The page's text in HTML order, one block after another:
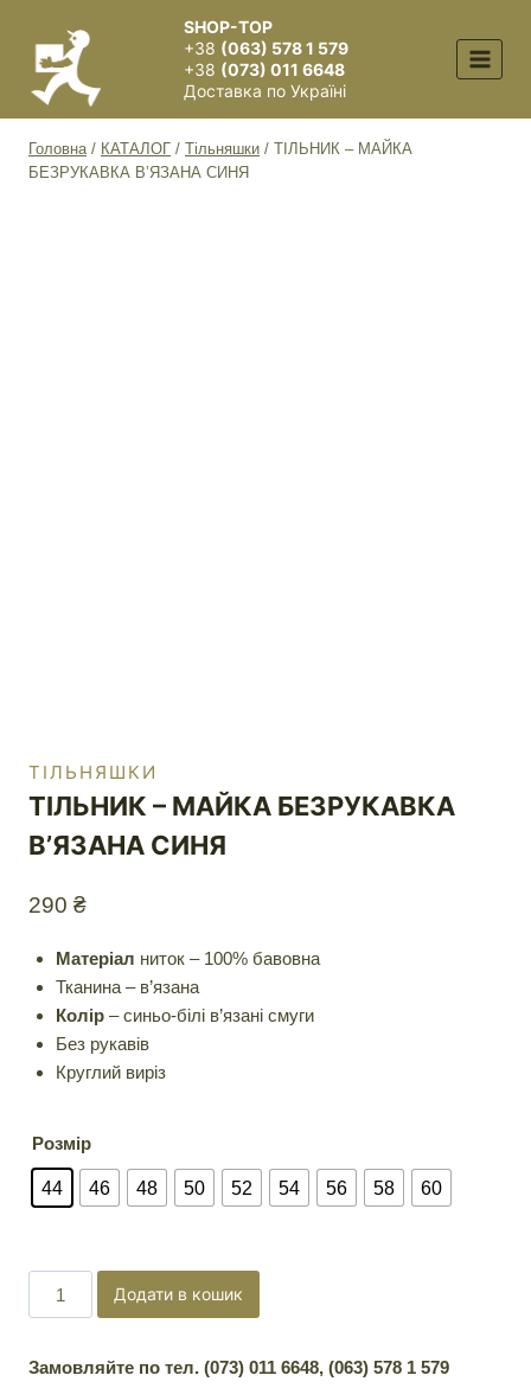
вмісту
SHOP-TOP
+38 (063) 578 1 579
+38 (073) 011 6648
Доставка по Україні
Головна / КАТАЛОГ / Тільняшки / ТІЛЬНИК – МАЙКА
БЕЗРУКАВКА В’ЯЗАНА СИНЯ
ТІЛЬНЯШКИ
ТІЛЬНИК – МАЙКА БЕЗРУКАВКА
В’ЯЗАНА СИНЯ
290 ₴
Матеріал ниток – 100% бавовна
Тканина – в’язана
Колір– синьо-білі в’язані смуги
Без рукавів
Круглий виріз
Розмір
44 46 48 50 52 54 56 58 60
–
БЕЗРУКАВКА
Додати в кошик
Замовляйте по тел. (073) 011 6648, (063) 578 1 579